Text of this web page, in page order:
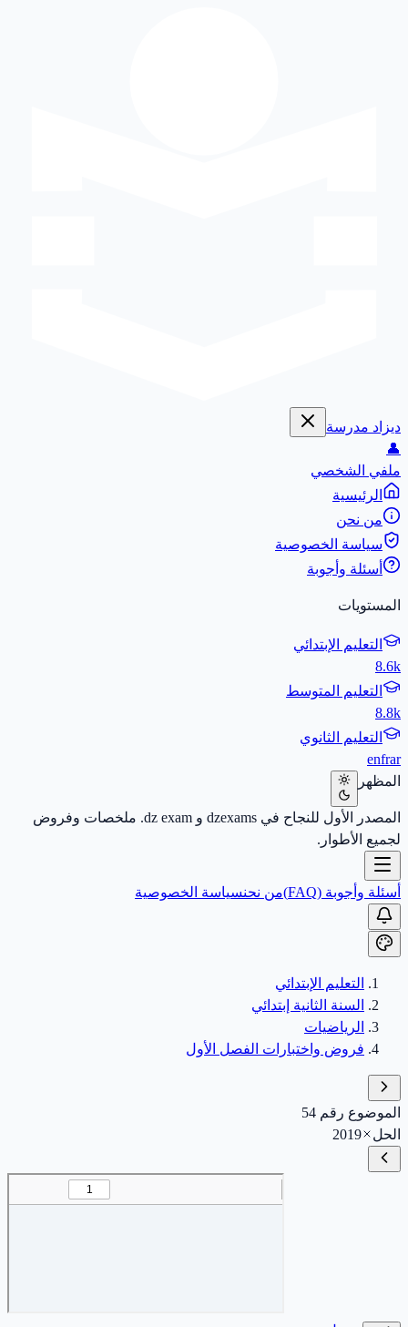
ديزاد مدرسة
👤
ملفي الشخصي
الرئيسية
من نحن
سياسة الخصوصية
أسئلة وأجوبة
المستويات
التعليم الإبتدائي
8.6k
التعليم المتوسط
8.8k
التعليم الثانوي
enfrar
المظهر
المصدر الأول للنجاح في dzexams و dz exam. ملخصات وفروض
لجميع الأطوار.
أسئلة وأجوبة (FAQ) من نحنسياسة الخصوصية
التعليم الإبتدائي
السنة الثانية إبتدائي
الرياضيات
فروض واختبارات الفصل الأول
الموضوع رقم 54
الحل
2019